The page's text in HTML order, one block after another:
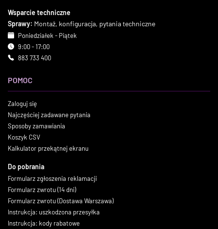
Wsparcie techniczne
Sprawy: Montaż, konfiguracja, pytania techniczne
Poniedziałek - Piątek
9:00 - 17:00
883 733 400
POMOC
Zaloguj się
Najczęściej zadawane pytania
Sposoby zamawiania
Koszyk CSV
Kalkulator przekątnej ekranu
Do pobrania
Formularz zgłoszenia reklamacji
Formularz zwrotu (14 dni)
Formularz zwrotu (Dostawa Warszawa)
Instrukcja: uszkodzona przesyłka
Instrukcja: kody rabatowe